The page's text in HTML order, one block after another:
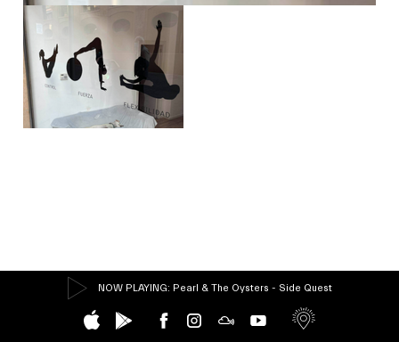
NOW PLAYING: Pearl & The Oysters - Side Quest